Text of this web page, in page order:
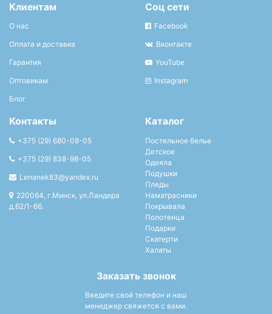
Клиентам
О нас
Оплата и доставка
Гарантия
Оптовикам
Блог
Соц сети
Facebook
Вконтакте
YouTube
Instagram
Контакты
+375 (29) 680-08-05
+375 (29) 838-98-05
Lenanek83@yandex.ru
220064, г.Минск, ул.Ландера
д.62/1-66.
Каталог
Постельное белье
Детское
Одеяла
Подушки
Пледы
Наматрасники
Покрывала
Полотенца
Подарки
Скатерти
Халаты
Заказать звонок
Введите свой телефон и наш
менеджер свяжется с вами.